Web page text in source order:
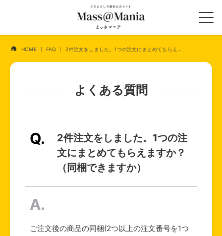
HOME FAQ
よくある質問
2件注文をしました。1つの注
文にまとめてもらえますか？
（同梱できますか）
ご注文後の商品の同梱(2つ以上の注文番号を1つ